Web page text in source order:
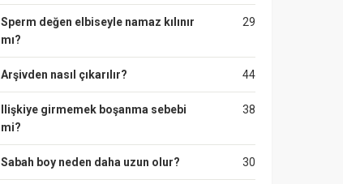
29
Sperm değen elbiseyle namaz kılınır
mı?
44
Arşivden nasıl çıkarılır?
38
Ilişkiye girmemek boşanma sebebi
mi?
30
Sabah boy neden daha uzun olur?